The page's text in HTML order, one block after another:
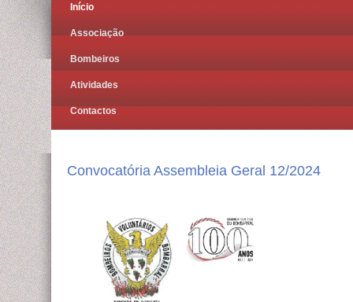
Início
Associação
Bombeiros
Atividades
Contactos
Convocatória Assembleia Geral 12/2024